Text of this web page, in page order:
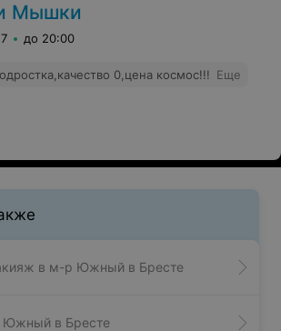
Мышки
до 20:00
0,цена космос!!! Еще
в м-р Южный в Бресте
в Бресте